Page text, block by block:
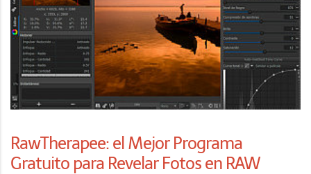
RawTherapee: el Mejor Programa
Gratuito para Revelar Fotos en RAW